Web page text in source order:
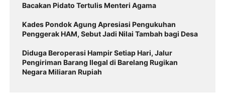
Bacakan Pidato Tertulis Menteri Agama
Kades Pondok Agung Apresiasi Pengukuhan
Penggerak HAM, Sebut Jadi Nilai Tambah bagi Desa
Diduga Beroperasi Hampir Setiap Hari, Jalur
Pengiriman Barang Ilegal di Barelang Rugikan
Negara Miliaran Rupiah